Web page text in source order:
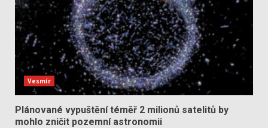
Vesmír
Plánované vypuštění téměř 2 milionů satelitů by
mohlo zničit pozemní astronomii